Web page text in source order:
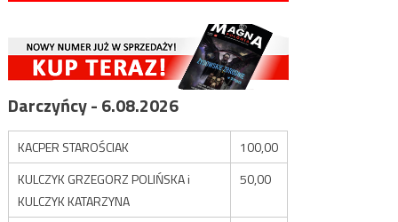
Darczyńcy - 6.08.2026
KACPER STAROŚCIAK
100,00
KULCZYK GRZEGORZ POLIŃSKA i
KULCZYK KATARZYNA
50,00